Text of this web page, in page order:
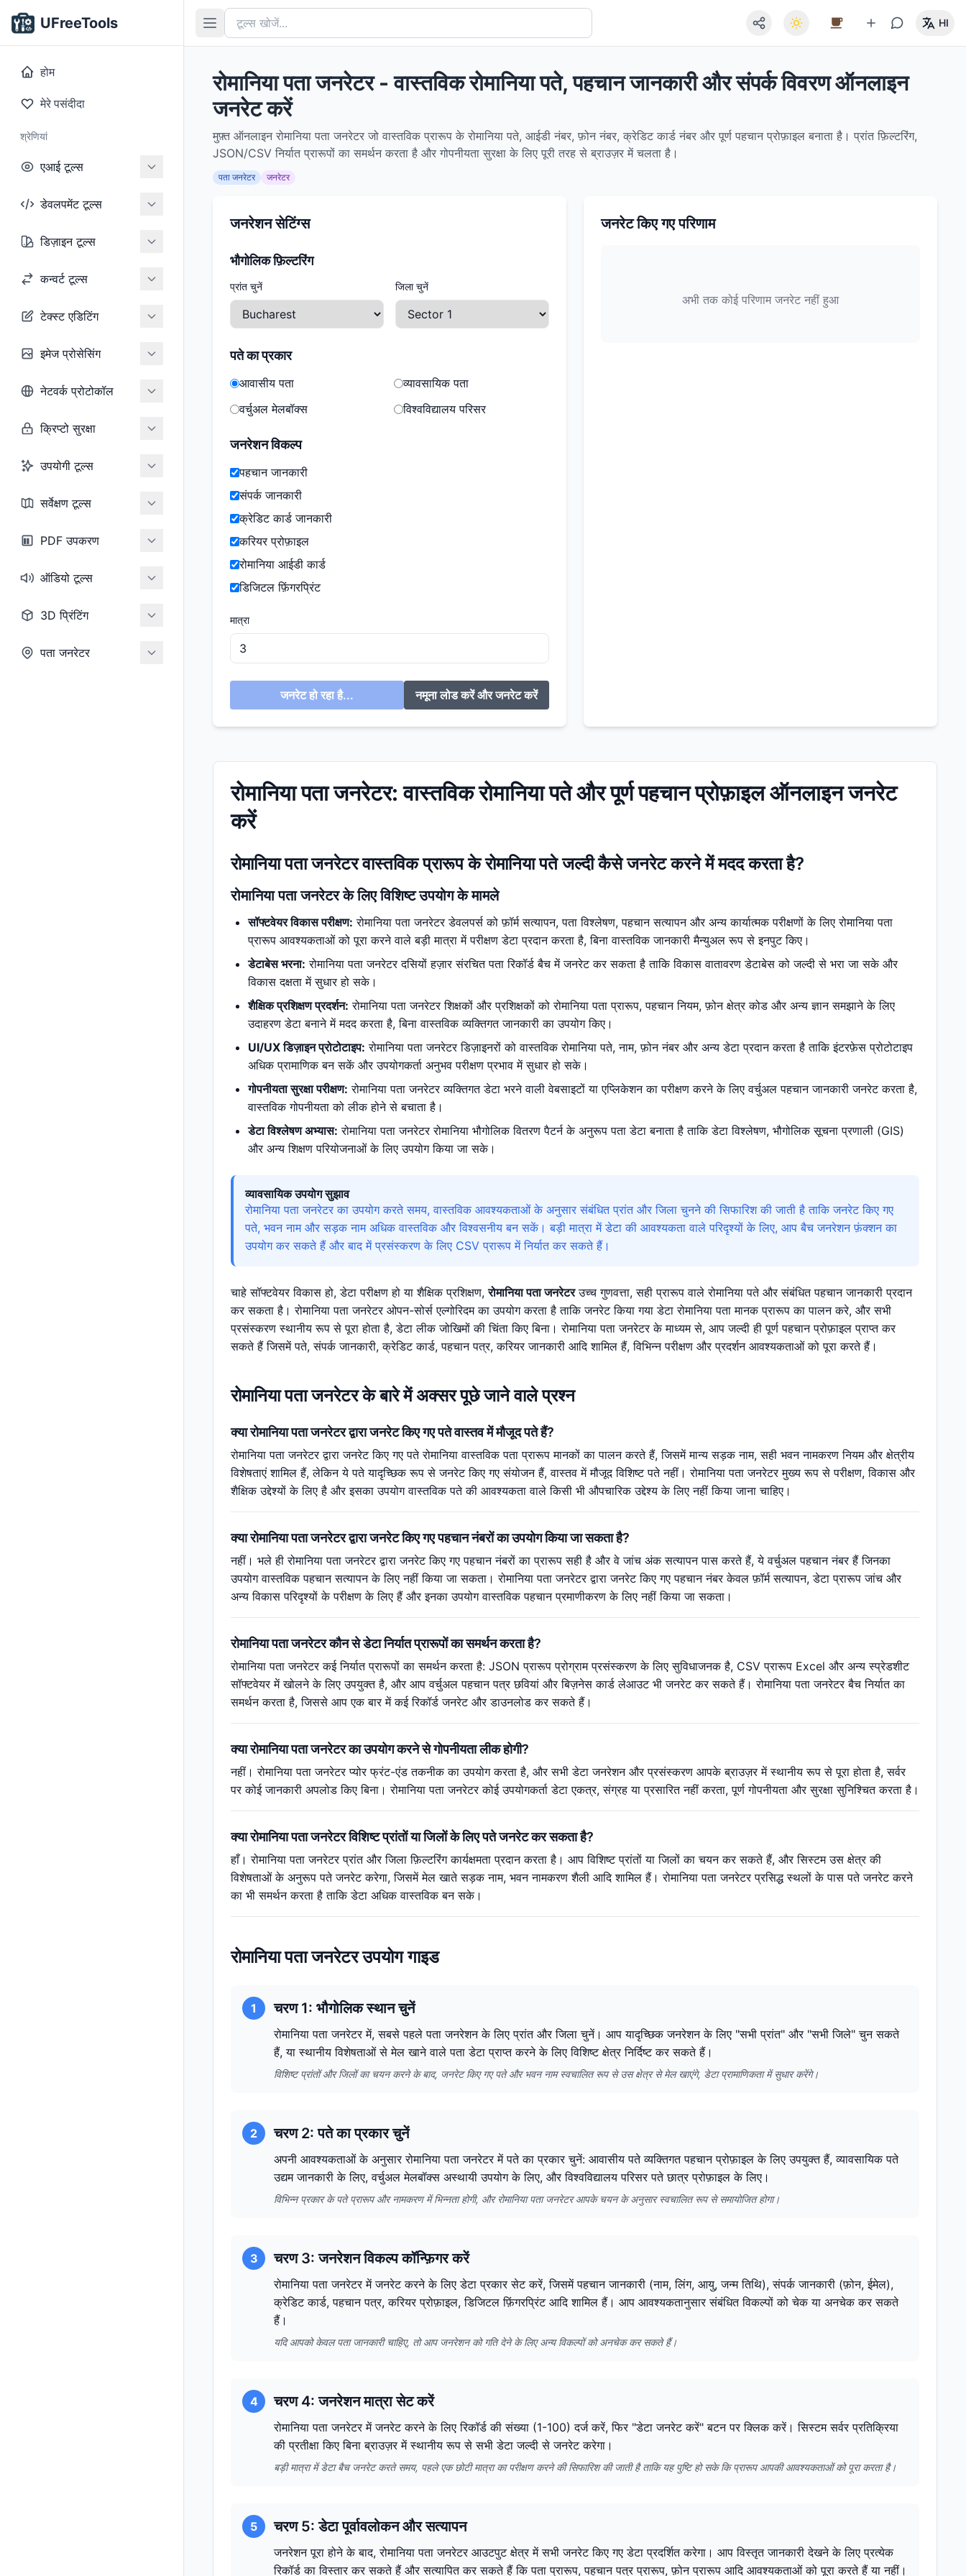
UFreeTools
होम
मेरे पसंदीदा
श्रेणियां
एआई टूल्स
डेवलपमेंट टूल्स
डिज़ाइन टूल्स
कन्वर्ट टूल्स
टेक्स्ट एडिटिंग
इमेज प्रोसेसिंग
नेटवर्क प्रोटोकॉल
क्रिप्टो सुरक्षा
उपयोगी टूल्स
सर्वेक्षण टूल्स
PDF उपकरण
ऑडियो टूल्स
3D प्रिंटिंग
पता जनरेटर
HI
रोमानिया पता जनरेटर - वास्तविक रोमानिया पते, पहचान जानकारी और संपर्क विवरण ऑनलाइन
जनरेट करें
मुफ़्त ऑनलाइन रोमानिया पता जनरेटर जो वास्तविक प्रारूप के रोमानिया पते, आईडी नंबर, फ़ोन नंबर, क्रेडिट कार्ड नंबर और पूर्ण पहचान प्रोफ़ाइल बनाता है। प्रांत फ़िल्टरिंग,
JSON/CSV निर्यात प्रारूपों का समर्थन करता है और गोपनीयता सुरक्षा के लिए पूरी तरह से ब्राउज़र में चलता है।
पता जनरेटर जनरेटर
जनरेशन सेटिंग्स
भौगोलिक फ़िल्टरिंग
प्रांत चुनें जिला चुनें
पते का प्रकार
आवासीय पता
व्यावसायिक पता
वर्चुअल मेलबॉक्स
विश्वविद्यालय परिसर
जनरेशन विकल्प
पहचान जानकारी
संपर्क जानकारी
क्रेडिट कार्ड जानकारी
करियर प्रोफ़ाइल
रोमानिया आईडी कार्ड
डिजिटल फ़िंगरप्रिंट
मात्रा
जनरेट हो रहा है... नमूना लोड करें और जनरेट करें
जनरेट किए गए परिणाम
अभी तक कोई परिणाम जनरेट नहीं हुआ
रोमानिया पता जनरेटर: वास्तविक रोमानिया पते और पूर्ण पहचान प्रोफ़ाइल ऑनलाइन जनरेट
करें
रोमानिया पता जनरेटर वास्तविक प्रारूप के रोमानिया पते जल्दी कैसे जनरेट करने में मदद करता है?
रोमानिया पता जनरेटर के लिए विशिष्ट उपयोग के मामले
सॉफ्टवेयर विकास परीक्षण: रोमानिया पता जनरेटर डेवलपर्स को फ़ॉर्म सत्यापन, पता विश्लेषण, पहचान सत्यापन और अन्य कार्यात्मक परीक्षणों के लिए रोमानिया पता
प्रारूप आवश्यकताओं को पूरा करने वाले बड़ी मात्रा में परीक्षण डेटा प्रदान करता है, बिना वास्तविक जानकारी मैन्युअल रूप से इनपुट किए।
डेटाबेस भरना: रोमानिया पता जनरेटर दसियों हज़ार संरचित पता रिकॉर्ड बैच में जनरेट कर सकता है ताकि विकास वातावरण डेटाबेस को जल्दी से भरा जा सके और
विकास दक्षता में सुधार हो सके।
शैक्षिक प्रशिक्षण प्रदर्शन: रोमानिया पता जनरेटर शिक्षकों और प्रशिक्षकों को रोमानिया पता प्रारूप, पहचान नियम, फ़ोन क्षेत्र कोड और अन्य ज्ञान समझाने के लिए
उदाहरण डेटा बनाने में मदद करता है, बिना वास्तविक व्यक्तिगत जानकारी का उपयोग किए।
UI/UX डिज़ाइन प्रोटोटाइप: रोमानिया पता जनरेटर डिज़ाइनरों को वास्तविक रोमानिया पते, नाम, फ़ोन नंबर और अन्य डेटा प्रदान करता है ताकि इंटरफ़ेस प्रोटोटाइप
अधिक प्रामाणिक बन सकें और उपयोगकर्ता अनुभव परीक्षण प्रभाव में सुधार हो सके।
गोपनीयता सुरक्षा परीक्षण: रोमानिया पता जनरेटर व्यक्तिगत डेटा भरने वाली वेबसाइटों या एप्लिकेशन का परीक्षण करने के लिए वर्चुअल पहचान जानकारी जनरेट करता है,
वास्तविक गोपनीयता को लीक होने से बचाता है।
डेटा विश्लेषण अभ्यास: रोमानिया पता जनरेटर रोमानिया भौगोलिक वितरण पैटर्न के अनुरूप पता डेटा बनाता है ताकि डेटा विश्लेषण, भौगोलिक सूचना प्रणाली (GIS)
और अन्य शिक्षण परियोजनाओं के लिए उपयोग किया जा सके।
व्यावसायिक उपयोग सुझाव
रोमानिया पता जनरेटर का उपयोग करते समय, वास्तविक आवश्यकताओं के अनुसार संबंधित प्रांत और जिला चुनने की सिफारिश की जाती है ताकि जनरेट किए गए
पते, भवन नाम और सड़क नाम अधिक वास्तविक और विश्वसनीय बन सकें। बड़ी मात्रा में डेटा की आवश्यकता वाले परिदृश्यों के लिए, आप बैच जनरेशन फ़ंक्शन का
उपयोग कर सकते हैं और बाद में प्रसंस्करण के लिए CSV प्रारूप में निर्यात कर सकते हैं।
चाहे सॉफ्टवेयर विकास हो, डेटा परीक्षण हो या शैक्षिक प्रशिक्षण,रोमानिया पता जनरेटरउच्च गुणवत्ता, सही प्रारूप वाले रोमानिया पते और संबंधित पहचान जानकारी प्रदान
कर सकता है। रोमानिया पता जनरेटर ओपन-सोर्स एल्गोरिदम का उपयोग करता है ताकि जनरेट किया गया डेटा रोमानिया पता मानक प्रारूप का पालन करे, और सभी
प्रसंस्करण स्थानीय रूप से पूरा होता है, डेटा लीक जोखिमों की चिंता किए बिना। रोमानिया पता जनरेटर के माध्यम से, आप जल्दी ही पूर्ण पहचान प्रोफ़ाइल प्राप्त कर
सकते हैं जिसमें पते, संपर्क जानकारी, क्रेडिट कार्ड, पहचान पत्र, करियर जानकारी आदि शामिल हैं, विभिन्न परीक्षण और प्रदर्शन आवश्यकताओं को पूरा करते हैं।
रोमानिया पता जनरेटर के बारे में अक्सर पूछे जाने वाले प्रश्न
क्या रोमानिया पता जनरेटर द्वारा जनरेट किए गए पते वास्तव में मौजूद पते हैं?
रोमानिया पता जनरेटर द्वारा जनरेट किए गए पते रोमानिया वास्तविक पता प्रारूप मानकों का पालन करते हैं, जिसमें मान्य सड़क नाम, सही भवन नामकरण नियम और क्षेत्रीय
विशेषताएं शामिल हैं, लेकिन ये पते यादृच्छिक रूप से जनरेट किए गए संयोजन हैं, वास्तव में मौजूद विशिष्ट पते नहीं। रोमानिया पता जनरेटर मुख्य रूप से परीक्षण, विकास और
शैक्षिक उद्देश्यों के लिए है और इसका उपयोग वास्तविक पते की आवश्यकता वाले किसी भी औपचारिक उद्देश्य के लिए नहीं किया जाना चाहिए।
क्या रोमानिया पता जनरेटर द्वारा जनरेट किए गए पहचान नंबरों का उपयोग किया जा सकता है?
नहीं। भले ही रोमानिया पता जनरेटर द्वारा जनरेट किए गए पहचान नंबरों का प्रारूप सही है और वे जांच अंक सत्यापन पास करते हैं, ये वर्चुअल पहचान नंबर हैं जिनका
उपयोग वास्तविक पहचान सत्यापन के लिए नहीं किया जा सकता। रोमानिया पता जनरेटर द्वारा जनरेट किए गए पहचान नंबर केवल फ़ॉर्म सत्यापन, डेटा प्रारूप जांच और
अन्य विकास परिदृश्यों के परीक्षण के लिए हैं और इनका उपयोग वास्तविक पहचान प्रमाणीकरण के लिए नहीं किया जा सकता।
रोमानिया पता जनरेटर कौन से डेटा निर्यात प्रारूपों का समर्थन करता है?
रोमानिया पता जनरेटर कई निर्यात प्रारूपों का समर्थन करता है: JSON प्रारूप प्रोग्राम प्रसंस्करण के लिए सुविधाजनक है, CSV प्रारूप Excel और अन्य स्प्रेडशीट
सॉफ्टवेयर में खोलने के लिए उपयुक्त है, और आप वर्चुअल पहचान पत्र छवियां और बिज़नेस कार्ड लेआउट भी जनरेट कर सकते हैं। रोमानिया पता जनरेटर बैच निर्यात का
समर्थन करता है, जिससे आप एक बार में कई रिकॉर्ड जनरेट और डाउनलोड कर सकते हैं।
क्या रोमानिया पता जनरेटर का उपयोग करने से गोपनीयता लीक होगी?
नहीं। रोमानिया पता जनरेटर प्योर फ्रंट-एंड तकनीक का उपयोग करता है, और सभी डेटा जनरेशन और प्रसंस्करण आपके ब्राउज़र में स्थानीय रूप से पूरा होता है, सर्वर
पर कोई जानकारी अपलोड किए बिना। रोमानिया पता जनरेटर कोई उपयोगकर्ता डेटा एकत्र, संग्रह या प्रसारित नहीं करता, पूर्ण गोपनीयता और सुरक्षा सुनिश्चित करता है।
क्या रोमानिया पता जनरेटर विशिष्ट प्रांतों या जिलों के लिए पते जनरेट कर सकता है?
हाँ। रोमानिया पता जनरेटर प्रांत और जिला फ़िल्टरिंग कार्यक्षमता प्रदान करता है। आप विशिष्ट प्रांतों या जिलों का चयन कर सकते हैं, और सिस्टम उस क्षेत्र की
विशेषताओं के अनुरूप पते जनरेट करेगा, जिसमें मेल खाते सड़क नाम, भवन नामकरण शैली आदि शामिल हैं। रोमानिया पता जनरेटर प्रसिद्ध स्थलों के पास पते जनरेट करने
का भी समर्थन करता है ताकि डेटा अधिक वास्तविक बन सके।
रोमानिया पता जनरेटर उपयोग गाइड
1 चरण 1: भौगोलिक स्थान चुनें
रोमानिया पता जनरेटर में, सबसे पहले पता जनरेशन के लिए प्रांत और जिला चुनें। आप यादृच्छिक जनरेशन के लिए "सभी प्रांत" और "सभी जिले" चुन सकते
हैं, या स्थानीय विशेषताओं से मेल खाने वाले पता डेटा प्राप्त करने के लिए विशिष्ट क्षेत्र निर्दिष्ट कर सकते हैं।
विशिष्ट प्रांतों और जिलों का चयन करने के बाद, जनरेट किए गए पते और भवन नाम स्वचालित रूप से उस क्षेत्र से मेल खाएंगे, डेटा प्रामाणिकता में सुधार करेंगे।
2 चरण 2: पते का प्रकार चुनें
अपनी आवश्यकताओं के अनुसार रोमानिया पता जनरेटर में पते का प्रकार चुनें: आवासीय पते व्यक्तिगत पहचान प्रोफ़ाइल के लिए उपयुक्त हैं, व्यावसायिक पते
उद्यम जानकारी के लिए, वर्चुअल मेलबॉक्स अस्थायी उपयोग के लिए, और विश्वविद्यालय परिसर पते छात्र प्रोफ़ाइल के लिए।
विभिन्न प्रकार के पते प्रारूप और नामकरण में भिन्नता होगी, और रोमानिया पता जनरेटर आपके चयन के अनुसार स्वचालित रूप से समायोजित होगा।
3 चरण 3: जनरेशन विकल्प कॉन्फ़िगर करें
रोमानिया पता जनरेटर में जनरेट करने के लिए डेटा प्रकार सेट करें, जिसमें पहचान जानकारी (नाम, लिंग, आयु, जन्म तिथि), संपर्क जानकारी (फ़ोन, ईमेल),
क्रेडिट कार्ड, पहचान पत्र, करियर प्रोफ़ाइल, डिजिटल फ़िंगरप्रिंट आदि शामिल हैं। आप आवश्यकतानुसार संबंधित विकल्पों को चेक या अनचेक कर सकते
हैं।
यदि आपको केवल पता जानकारी चाहिए, तो आप जनरेशन को गति देने के लिए अन्य विकल्पों को अनचेक कर सकते हैं।
4 चरण 4: जनरेशन मात्रा सेट करें
रोमानिया पता जनरेटर में जनरेट करने के लिए रिकॉर्ड की संख्या (1-100) दर्ज करें, फिर "डेटा जनरेट करें" बटन पर क्लिक करें। सिस्टम सर्वर प्रतिक्रिया
की प्रतीक्षा किए बिना ब्राउज़र में स्थानीय रूप से सभी डेटा जल्दी से जनरेट करेगा।
बड़ी मात्रा में डेटा बैच जनरेट करते समय, पहले एक छोटी मात्रा का परीक्षण करने की सिफारिश की जाती है ताकि यह पुष्टि हो सके कि प्रारूप आपकी आवश्यकताओं को पूरा करता है।
5 चरण 5: डेटा पूर्वावलोकन और सत्यापन
जनरेशन पूरा होने के बाद, रोमानिया पता जनरेटर आउटपुट क्षेत्र में सभी जनरेट किए गए डेटा प्रदर्शित करेगा। आप विस्तृत जानकारी देखने के लिए प्रत्येक
रिकॉर्ड का विस्तार कर सकते हैं और सत्यापित कर सकते हैं कि पता प्रारूप, पहचान पत्र प्रारूप, फ़ोन प्रारूप आदि आवश्यकताओं को पूरा करते हैं या नहीं।